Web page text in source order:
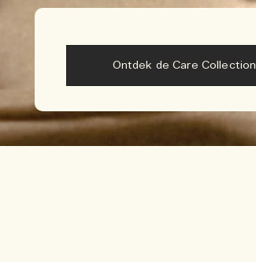
Ontdek de Care Collection